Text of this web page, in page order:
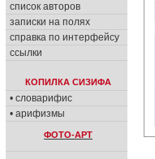
список авторов
записки на полях
справка по интерфейсу
ссылки
КОПИЛКА СИЗИФА
• словарифис
• арифизмы
ФОТО-АРТ